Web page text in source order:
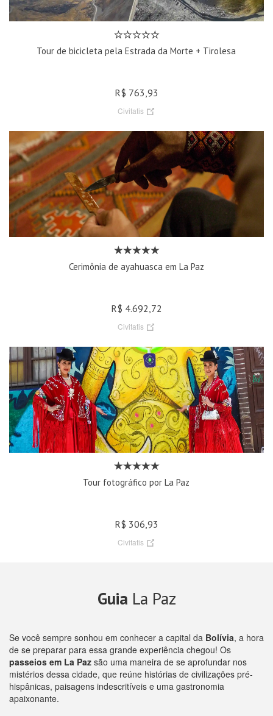
Tour de bicicleta pela Estrada da Morte + Tirolesa
R$ 763,93
Civitatis
Cerimônia de ayahuasca em La Paz
R$ 4.692,72
Civitatis
Tour fotográfico por La Paz
R$ 306,93
Civitatis
Guia La Paz
Se você sempre sonhou em conhecer a capital da Bolívia, a hora
de se preparar para essa grande experiência chegou! Os
passeios em La Paz são uma maneira de se aprofundar nos
mistérios dessa cidade, que reúne histórias de civilizações pré-
hispânicas, paisagens indescritíveis e uma gastronomia
apaixonante.